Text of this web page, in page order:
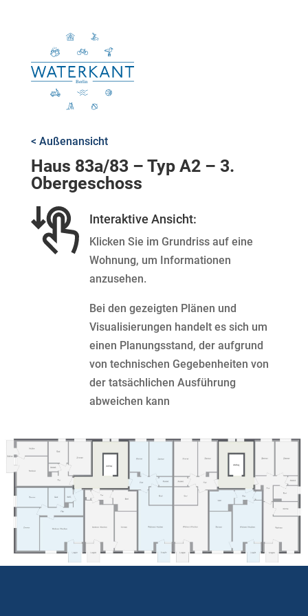
< Außenansicht
Haus 83a/83 – Typ A2 – 3.
Obergeschoss
Interaktive Ansicht:
Klicken Sie im Grundriss auf eine
Wohnung, um Informationen
anzusehen.
Bei den gezeigten Plänen und
Visualisierungen handelt es sich um
einen Planungsstand, der aufgrund
von technischen Gegebenheiten von
der tatsächlichen Ausführung
abweichen kann